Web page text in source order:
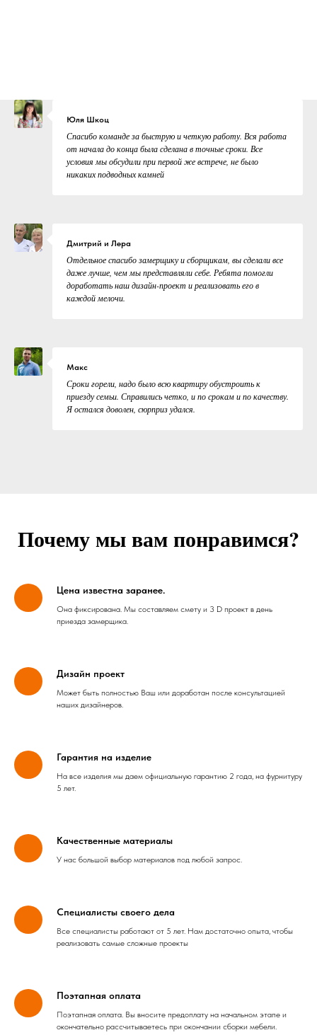
Юля Шкоц
Спасибо команде за быструю и четкую работу. Вся работа
от начала до конца была сделана в точные сроки. Все
условия мы обсудили при первой же встрече, не было
никаких подводных камней
Дмитрий и Лера
Отдельное спасибо замерщику и сборщикам, вы сделали все
даже лучше, чем мы представляли себе. Ребята помогли
доработать наш дизайн-проект и реализовать его в
каждой мелочи.
Макс
Сроки горели, надо было всю квартиру обустроить к
приезду семьи. Справились четко, и по срокам и по качеству.
Я остался доволен, сюрприз удался.
Почему мы вам понравимся?
Цена известна заранее.
Она фиксирована. Мы составляем смету и 3 D проект в день
приезда замерщика.
Дизайн проект
Может быть полностью Ваш или доработан после консультацией
наших дизайнеров.
Гарантия на изделие
На все изделия мы даем официальную гарантию 2 года, на фурнитуру
5 лет.
Качественные материалы
У нас большой выбор материалов под любой запрос.
Специалисты своего дела
Все специалисты работают от 5 лет. Нам достаточно опыта, чтобы
реализовать самые сложные проекты
Поэтапная оплата
Поэтапная оплата. Вы вносите предоплату на начальном этапе и
окончательно рассчитываетесь при окончании сборки мебели.